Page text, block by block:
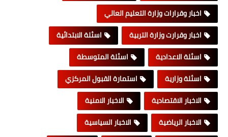
اخبار وقرارات وزارة التعليم العالي
اخبار وقرارت وزارة التربية
اسئلة الابتدائية
اسئلة الاعدادية
اسئلة المتوسطة
اسئلة وزارية
استمارة القبول المركزي
الاخبار الاقتصادية
الاخبار الامنية
الاخبار الرياضية
الاخبار السياسية